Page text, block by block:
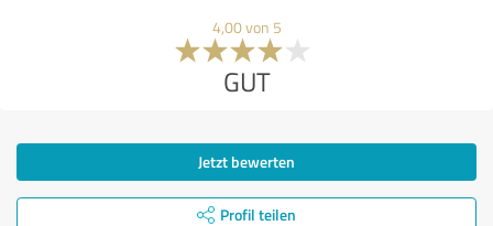
4,00 von 5
GUT
Jetzt bewerten
Profil teilen